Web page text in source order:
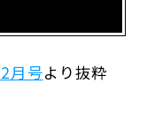
月号より抜粋